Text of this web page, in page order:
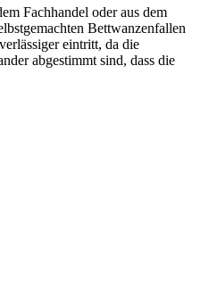
Fachhandel oder aus dem
Bettwanzenfallen
eintritt, da die
abgestimmt sind, dass die